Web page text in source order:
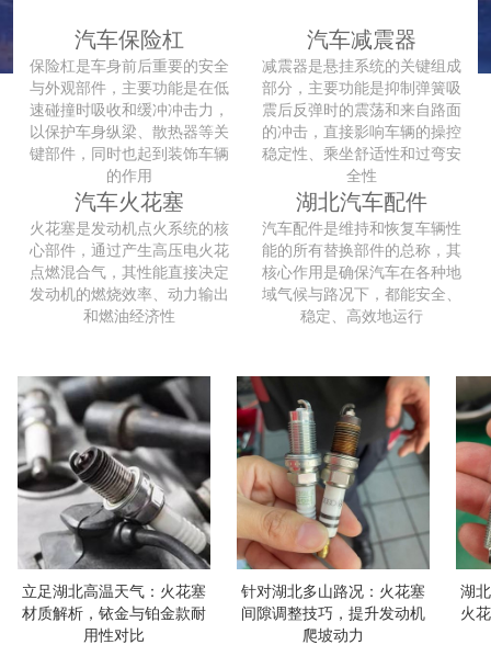
汽车保险杠
保险杠是车身前后重要的安全
与外观部件，主要功能是在低
速碰撞时吸收和缓冲冲击力，
以保护车身纵梁、散热器等关
键部件，同时也起到装饰车辆
的作用
汽车减震器
减震器是悬挂系统的关键组成
部分，主要功能是抑制弹簧吸
震后反弹时的震荡和来自路面
的冲击，直接影响车辆的操控
稳定性、乘坐舒适性和过弯安
全性
汽车火花塞
火花塞是发动机点火系统的核
心部件，通过产生高压电火花
点燃混合气，其性能直接决定
发动机的燃烧效率、动力输出
和燃油经济性
湖北汽车配件
汽车配件是维持和恢复车辆性
能的所有替换部件的总称，其
核心作用是确保汽车在各种地
域气候与路况下，都能安全、
稳定、高效地运行
立足湖北高温天气：火花塞
材质解析，铱金与铂金款耐
用性对比
针对湖北多山路况：火花塞
间隙调整技巧，提升发动机
爬坡动力
湖北
火花